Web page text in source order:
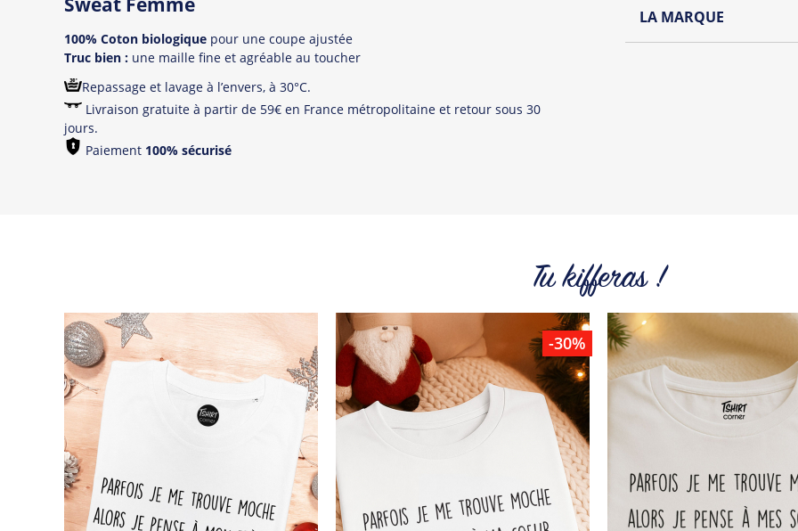
100% Coton biologique pour une coupe ajustée
Truc bien : une maille fine et agréable au toucher
Repassage et lavage à l’envers, à 30°C.
Livraison gratuite à partir de 59€ en France métropolitaine et retour sous 30
jours.
Paiement 100% sécurisé
LA MARQUE
Tu kifferas !
-30%